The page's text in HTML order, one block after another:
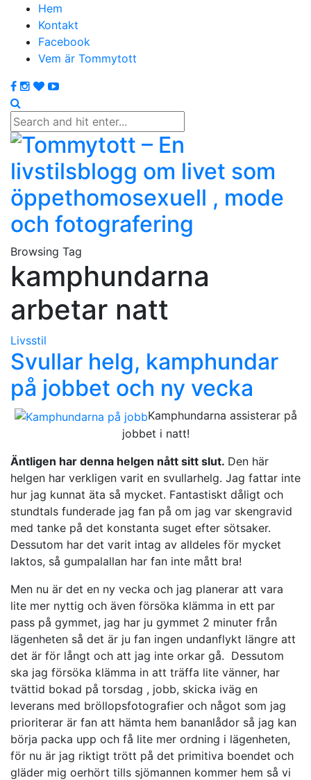
Hem
Kontakt
Facebook
Vem är Tommytott
Browsing Tag
kamphundarna
arbetar natt
Livsstil
Svullar helg, kamphundar
på jobbet och ny vecka
Kamphundarna assisterar på
jobbet i natt!
Äntligen har denna helgen nått sitt slut. Den här
helgen har verkligen varit en svullarhelg. Jag fattar inte
hur jag kunnat äta så mycket. Fantastiskt dåligt och
stundtals funderade jag fan på om jag var skengravid
med tanke på det konstanta suget efter sötsaker.
Dessutom har det varit intag av alldeles för mycket
laktos, så gumpalallan har fan inte mått bra!
Men nu är det en ny vecka och jag planerar att vara
lite mer nyttig och även försöka klämma in ett par
pass på gymmet, jag har ju gymmet 2 minuter från
lägenheten så det är ju fan ingen undanflykt längre att
det är för långt och att jag inte orkar gå. Dessutom
ska jag försöka klämma in att träffa lite vänner, har
tvättid bokad på torsdag , jobb, skicka iväg en
leverans med bröllopsfotografier och något som jag
prioriterar är fan att hämta hem bananlådor så jag kan
börja packa upp och få lite mer ordning i lägenheten,
för nu är jag riktigt trött på det primitiva boendet och
gläder mig oerhört tills sjömannen kommer hem så vi